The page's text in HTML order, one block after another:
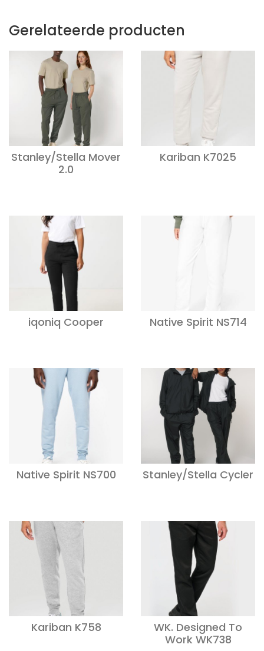
Gerelateerde producten
Stanley/Stella Mover
2.0
Kariban K7025
iqoniq Cooper Native Spirit NS714
Native Spirit NS700 Stanley/Stella Cycler
Kariban K758
WK. Designed To
Work WK738